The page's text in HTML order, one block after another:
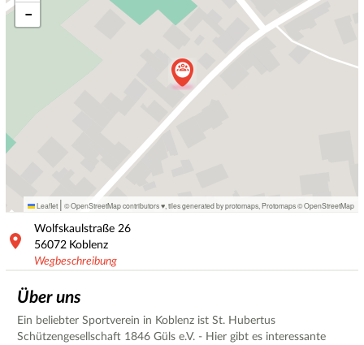
−
Leaflet | © OpenStreetMap contributors ♥, tiles generated by protomaps Protomaps©OpenStreetMap
Wolfskaulstraße 26
56072 Koblenz
Wegbeschreibung
Über uns
Ein beliebter Sportverein in Koblenz ist St. Hubertus
Schützengesellschaft 1846 Güls e.V. - Hier gibt es interessante